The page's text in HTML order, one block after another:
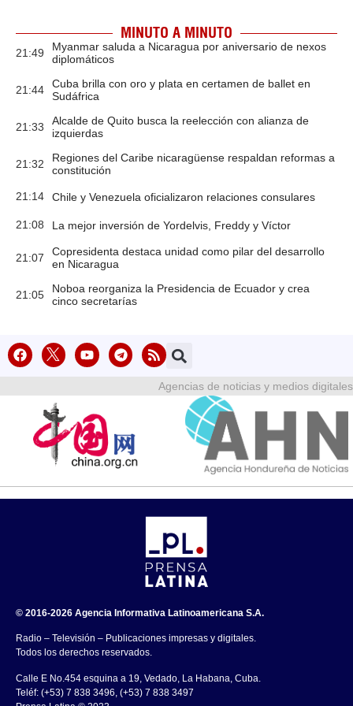
MINUTO A MINUTO
21:49
Myanmar saluda a Nicaragua por aniversario de nexos
diplomáticos
21:44
Cuba brilla con oro y plata en certamen de ballet en
Sudáfrica
21:33
Alcalde de Quito busca la reelección con alianza de
izquierdas
21:32
Regiones del Caribe nicaragüense respaldan reformas a
constitución
21:14 Chile y Venezuela oficializaron relaciones consulares
21:08 La mejor inversión de Yordelvis, Freddy y Víctor
21:07
Copresidenta destaca unidad como pilar del desarrollo
en Nicaragua
21:05
Noboa reorganiza la Presidencia de Ecuador y crea
cinco secretarías
Agencias de noticias y medios digitales
© 2016-2026 Agencia Informativa Latinoamericana S.A.
Radio – Televisión – Publicaciones impresas y digitales.
Todos los derechos reservados.
Calle E No.454 esquina a 19, Vedado, La Habana, Cuba.
Teléf: (+53) 7 838 3496, (+53) 7 838 3497